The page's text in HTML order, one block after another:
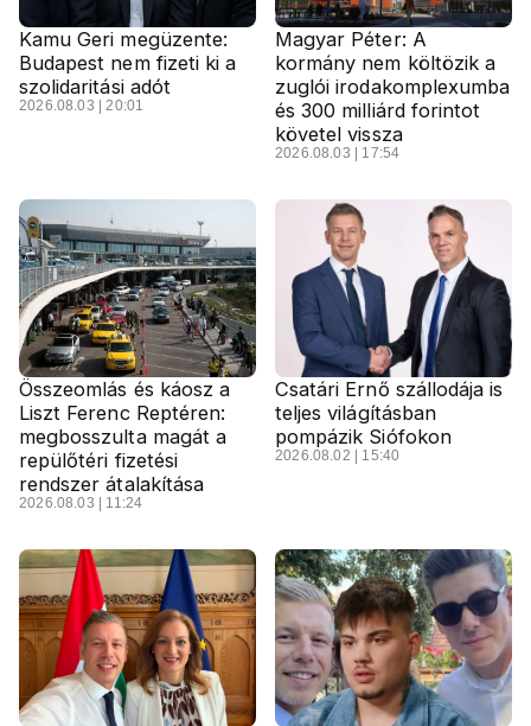
Kamu Geri megüzente:
Budapest nem fizeti ki a
szolidaritási adót
2026.08.03 | 20:01
Magyar Péter: A
kormány nem költözik a
zuglói irodakomplexumba
és 300 milliárd forintot
követel vissza
2026.08.03 | 17:54
Összeomlás és káosz a
Liszt Ferenc Reptéren:
megbosszulta magát a
repülőtéri fizetési
rendszer átalakítása
2026.08.03 | 11:24
Csatári Ernő szállodája is
teljes világításban
pompázik Siófokon
2026.08.02 | 15:40